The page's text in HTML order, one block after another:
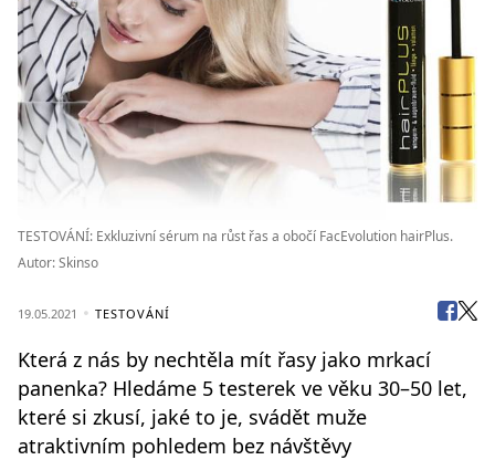
TESTOVÁNÍ: Exkluzivní sérum na růst řas a obočí FacEvolution hairPlus.
Autor: Skinso
19.05.2021 TESTOVÁNÍ
Která z nás by nechtěla mít řasy jako mrkací
panenka? Hledáme 5 testerek ve věku 30–50 let,
které si zkusí, jaké to je, svádět muže
atraktivním pohledem bez návštěvy